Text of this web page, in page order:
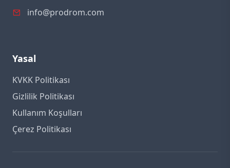
info@prodrom.com
Yasal
KVKK Politikası
Gizlilik Politikası
Kullanım Koşulları
Çerez Politikası